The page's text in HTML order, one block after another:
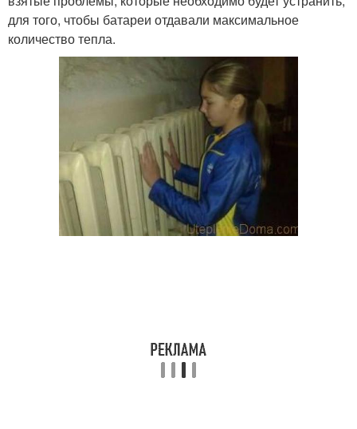
для того, чтобы батареи отдавали максимальное
количество тепла.